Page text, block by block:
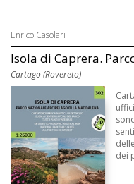
Enrico Casolari
Isola di Caprera.
Cartago (Rovereto)
dei